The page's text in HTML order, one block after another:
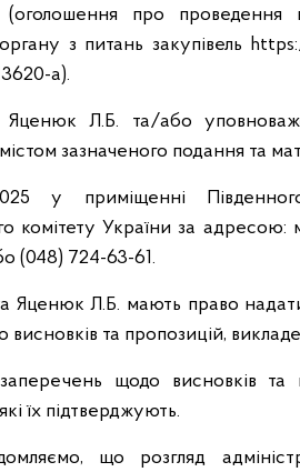
про проведення
з питань закупівель
a).
Яценюк Л.Б. та/або
зазначеного подання та
у приміщенні Південного
комітету України за адресою:
(048) 724-63-61.
Яценюк Л.Б. мають право
та пропозицій,
щодо висновків та
їх підтверджують.
що розгляд